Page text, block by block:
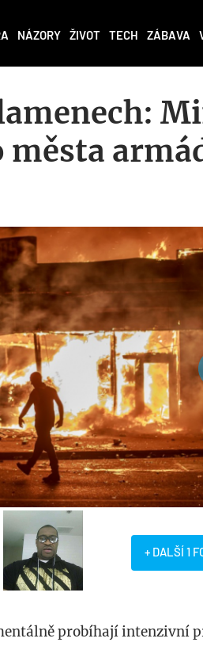
NÁZORY ŽIVOT TECH ZÁBAVA
města
+ DALŠÍ 1
probíhají intenzivní